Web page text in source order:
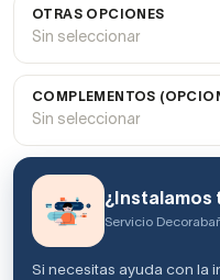
OTRAS OPCIONES
Sin seleccionar
COMPLEMENTOS
Sin seleccionar
¿Instalamos
Servicio
Si necesitas ayuda con la